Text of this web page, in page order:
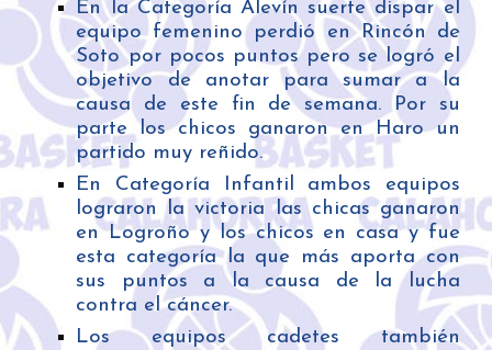
En la Categoría Alevín suerte dispar el
equipo femenino perdió en Rincón de
Soto por pocos puntos pero se logró el
objetivo de anotar para sumar a la
causa de este fin de semana. Por su
parte los chicos ganaron en Haro un
partido muy reñido.
En Categoría Infantil ambos equipos
lograron la victoria las chicas ganaron
en Logroño y los chicos en casa y fue
esta categoría la que más aporta con
sus puntos a la causa de la lucha
contra el cáncer.
Los equipos cadetes también